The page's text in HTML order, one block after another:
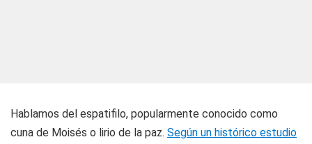
Hablamos del espatifilo, popularmente conocido como
cuna de Moisés o lirio de la paz. Según un histórico estudio